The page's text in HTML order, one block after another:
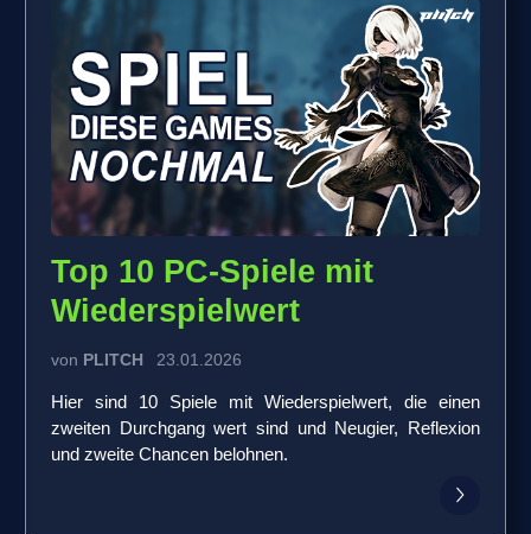
Top 10 PC-Spiele mit
Wiederspielwert
von PLITCH 23.01.2026
Hier sind 10 Spiele mit Wiederspielwert, die einen
zweiten Durchgang wert sind und Neugier, Reflexion
und zweite Chancen belohnen.